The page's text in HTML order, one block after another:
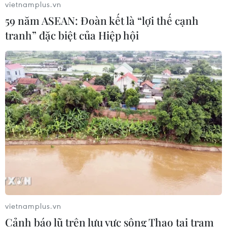
Ngôn ngữ
Dịch vụ tin
Quảng cáo
Giấy phép số: 1374/GP-BTTTT do Bộ Thông tin và Truyền thông
cấp ngày 11/9/2008.
Quảng cáo: Phó TBT Nguyễn Thị Tám: 093.5958688, Email:
tamvna@gmail.com
Điện thoại: (024) 39411349 - (024) 39411348, Fax: (024)
39411348
vietnamplus2008@gmail.com
© Bản quyền thuộc về VietnamPlus, TTXVN. Cấm sao chép dưới
vietnamplus.vn
59 năm ASEAN: Đoàn kết là “lợi thế cạnh
tranh” đặc biệt của Hiệp hội
vietnamplus.vn
Cảnh báo lũ trên lưu vực sông Thao tại trạm